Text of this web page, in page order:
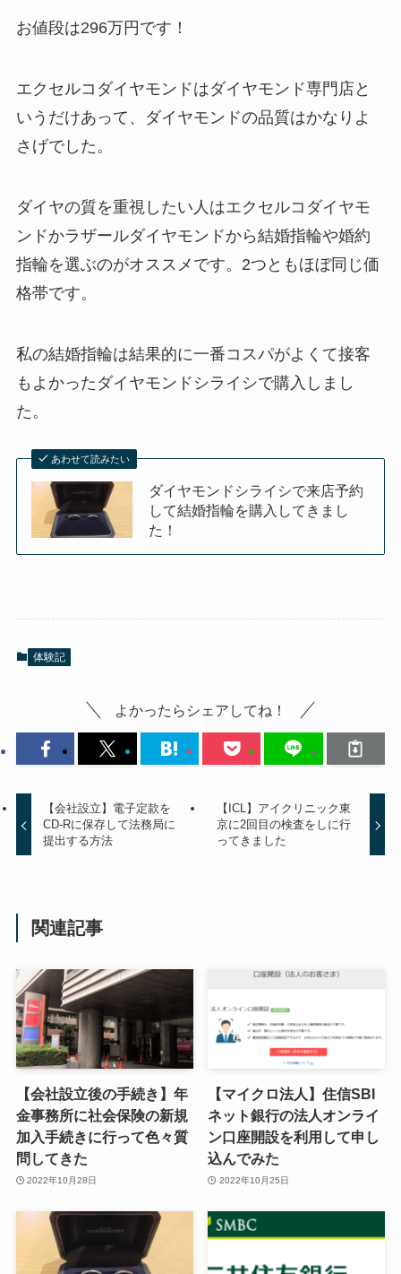
お値段は296万円です！
エクセルコダイヤモンドはダイヤモンド専門店と
いうだけあって、ダイヤモンドの品質はかなりよ
さげでした。
ダイヤの質を重視したい人はエクセルコダイヤモ
ンドかラザールダイヤモンドから結婚指輪や婚約
指輪を選ぶのがオススメです。2つともほぼ同じ価
格帯です。
私の結婚指輪は結果的に一番コスパがよくて接客
もよかったダイヤモンドシライシで購入しまし
た。
あわせて読みたい
ダイヤモンドシライシで来店予約
して結婚指輪を購入してきまし
た！
体験記
よかったらシェアしてね！
【会社設立】電子定款を
CD-Rに保存して法務局に
提出する方法
【ICL】アイクリニック東
京に2回目の検査をしに行
ってきました
関連記事
【会社設立後の手続き】年
金事務所に社会保険の新規
加入手続きに行って色々質
問してきた
2022年10月28日
【マイクロ法人】住信SBI
ネット銀行の法人オンライ
ン口座開設を利用して申し
込んでみた
2022年10月25日